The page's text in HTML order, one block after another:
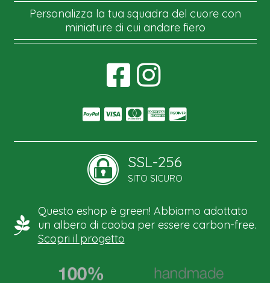
Personalizza la tua squadra del cuore con
miniature di cui andare fiero
SSL-256
SITO SICURO
Questo eshop è green! Abbiamo adottato
un albero di caoba per essere carbon-free.
Scopri il progetto